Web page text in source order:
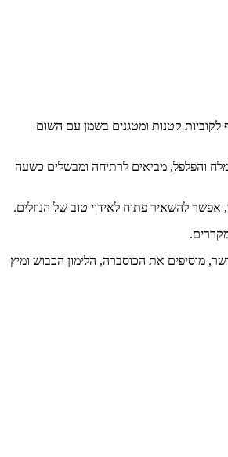
קטנות ומטגנים בשמן עם השום
והפלפל, מביאים לרתיחה ומבשלים כשעה
אפשר להשאיר פתוח לאידוי טוב של הנוזלים.
מוסיפים את הכוסברה, הלימון הכבוש ומיץ